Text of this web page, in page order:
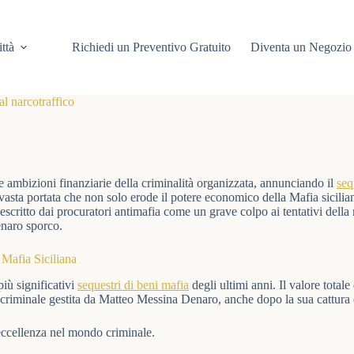
Richiedi un Preventivo Gratuito Diventa un Negozio
narcotraffico
ambizioni finanziarie della criminalità organizzata, annunciando il
portata che non solo erode il potere economico della Mafia
dai procuratori antimafia come un grave colpo ai tentativi
sporco.
Siciliana
significativi sequestri di beni mafia degli ultimi anni. Il valore totale
gestita da Matteo Messina Denaro, anche dopo la sua
nel mondo criminale.